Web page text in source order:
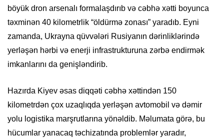
böyük dron arsenalı formalaşdırıb və cəbhə xətti boyunca
təxminən 40 kilometrlik “öldürmə zonası” yaradıb. Eyni
zamanda, Ukrayna qüvvələri Rusiyanın dərinliklərində
yerləşən hərbi və enerji infrastrukturuna zərbə endirmək
imkanlarını da genişləndirib.
Hazırda Kiyev əsas diqqəti cəbhə xəttindən 150
kilometrdən çox uzaqlıqda yerləşən avtomobil və dəmir
yolu logistika marşrutlarına yönəldib. Məlumata görə, bu
hücumlar yanacaq təchizatında problemlər yaradır,